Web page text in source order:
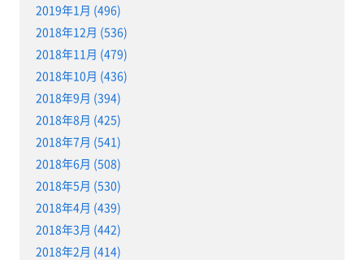
2019年1月 (496)
2018年12月 (536)
2018年11月 (479)
2018年10月 (436)
2018年9月 (394)
2018年8月 (425)
2018年7月 (541)
2018年6月 (508)
2018年5月 (530)
2018年4月 (439)
2018年3月 (442)
2018年2月 (414)